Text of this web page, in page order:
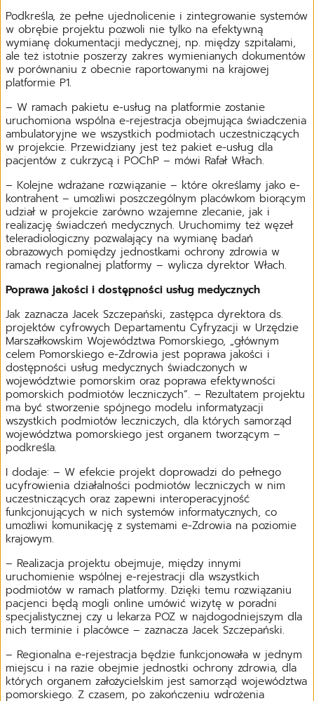
Podkreśla, że pełne ujednolicenie i zintegrowanie systemów
w obrębie projektu pozwoli nie tylko na efektywną
wymianę dokumentacji medycznej, np. między szpitalami,
ale też istotnie poszerzy zakres wymienianych dokumentów
w porównaniu z obecnie raportowanymi na krajowej
platformie P1.
– W ramach pakietu e-usług na platformie zostanie
uruchomiona wspólna e-rejestracja obejmująca świadczenia
ambulatoryjne we wszystkich podmiotach uczestniczących
w projekcie. Przewidziany jest też pakiet e-usług dla
pacjentów z cukrzycą i POChP – mówi Rafał Włach.
– Kolejne wdrażane rozwiązanie – które określamy jako e-
kontrahent – umożliwi poszczególnym placówkom biorącym
udział w projekcie zarówno wzajemne zlecanie, jak i
realizację świadczeń medycznych. Uruchomimy też węzeł
teleradiologiczny pozwalający na wymianę badań
obrazowych pomiędzy jednostkami ochrony zdrowia w
ramach regionalnej platformy – wylicza dyrektor Włach.
Poprawa jakości i dostępności usług medycznych
Jak zaznacza Jacek Szczepański, zastępca dyrektora ds.
projektów cyfrowych Departamentu Cyfryzacji w Urzędzie
Marszałkowskim Województwa Pomorskiego, „głównym
celem Pomorskiego e-Zdrowia jest poprawa jakości i
dostępności usług medycznych świadczonych w
województwie pomorskim oraz poprawa efektywności
pomorskich podmiotów leczniczych”. – Rezultatem projektu
ma być stworzenie spójnego modelu informatyzacji
wszystkich podmiotów leczniczych, dla których samorząd
województwa pomorskiego jest organem tworzącym –
podkreśla.
I dodaje: – W efekcie projekt doprowadzi do pełnego
ucyfrowienia działalności podmiotów leczniczych w nim
uczestniczących oraz zapewni interoperacyjność
funkcjonujących w nich systemów informatycznych, co
umożliwi komunikację z systemami e-Zdrowia na poziomie
krajowym.
– Realizacja projektu obejmuje, między innymi
uruchomienie wspólnej e-rejestracji dla wszystkich
podmiotów w ramach platformy. Dzięki temu rozwiązaniu
pacjenci będą mogli online umówić wizytę w poradni
specjalistycznej czy u lekarza POZ w najdogodniejszym dla
nich terminie i placówce – zaznacza Jacek Szczepański.
– Regionalna e-rejestracja będzie funkcjonowała w jednym
miejscu i na razie obejmie jednostki ochrony zdrowia, dla
których organem założycielskim jest samorząd województwa
pomorskiego. Z czasem, po zakończeniu wdrożenia